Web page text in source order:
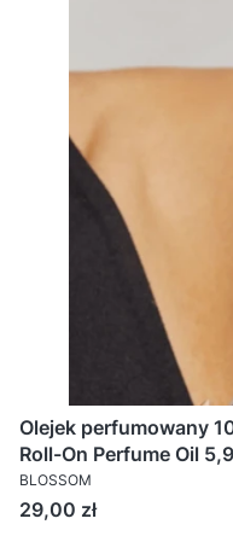
Olejek perfumowany 100% Natural
Roll-On Perfume Oil
BLOSSOM
Cena
29,00 zł